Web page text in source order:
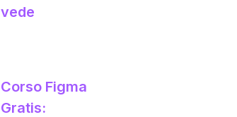
vede
Corso Figma
Gratis: